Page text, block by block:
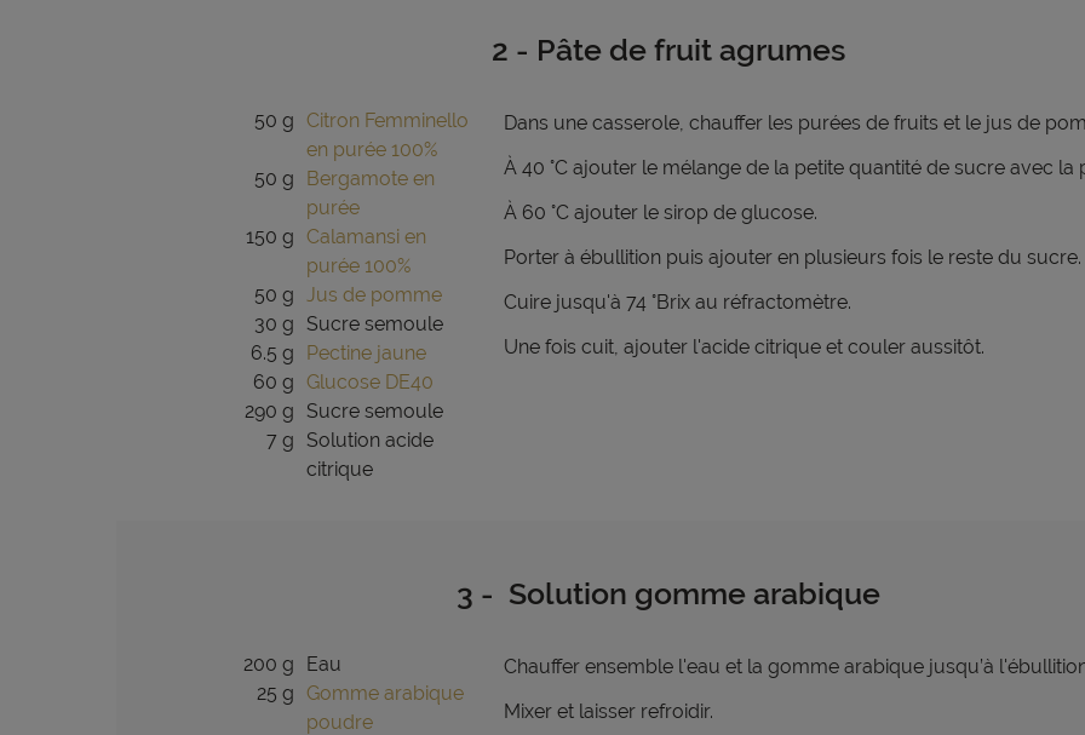
2 - Pâte de fruit agrumes
50 g Citron Femminello
en purée 100%
50 g
Bergamote en
purée
150 g Calamansi en
purée 100%
50 g Jus de pomme
30 g
Sucre semoule
6.5 g
Pectine jaune
60 g Glucose DE40
290 g
Sucre semoule
7 g
Solution acide
citrique
Dans une casserole, chauffer les purées de fruits et le jus de
À 40 °C ajouter le mélange de la petite quantité de sucre avec la
À 60 °C ajouter le sirop de glucose.
Porter à ébullition puis ajouter en plusieurs fois le reste du sucre.
Cuire jusqu'à 74 °Brix au réfractomètre.
Une fois cuit, ajouter l'acide citrique et couler aussitôt.
3 - Solution gomme arabique
200 g
Eau
25 g Gomme arabique
poudre
Chauffer ensemble l'eau et la gomme arabique jusqu’à
Mixer et laisser refroidir.